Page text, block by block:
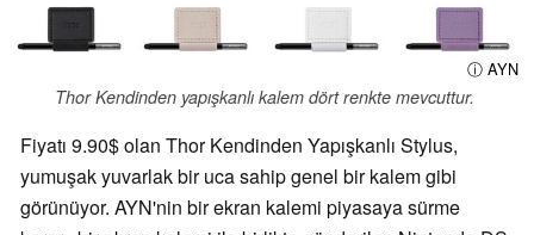
ⓘ AYN
Thor Kendinden yapışkanlı kalem dört renkte mevcuttur.
Fiyatı 9.90$ olan Thor Kendinden Yapışkanlı Stylus,
yumuşak yuvarlak bir uca sahip genel bir kalem gibi
görünüyor. AYN'nin bir ekran kalemi piyasaya sürme